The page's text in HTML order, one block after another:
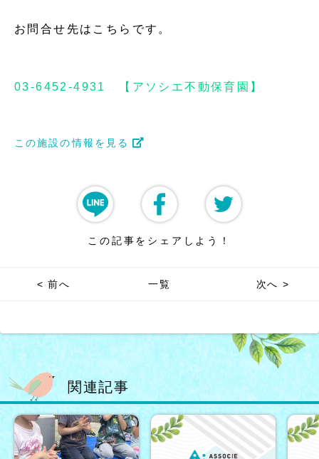
お問合せ先はこちらです。
03-6452-4931 【アソシエ不動保育園】
この施設の情報を見る
この記事をシェアしよう！
< 前へ 一覧 次へ >
関連記事